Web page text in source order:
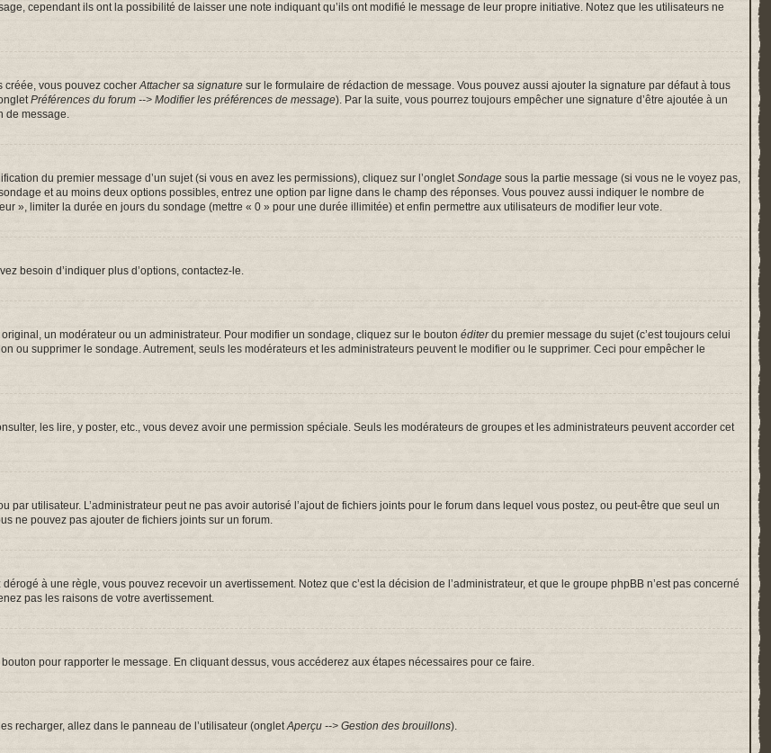
cependant ils ont la possibilité de laisser une note indiquant qu’ils ont modifié le message de leur propre initiative. Notez que les utilisateurs ne
créée, vous pouvez cocherAttacher sa signature sur le formulaire de rédaction de message. Vous pouvez aussi ajouter la signature par défaut à tous
Préférences du forum --> Modifier les préférences de message). Par la suite, vous pourrez toujours empêcher une signature d’être ajoutée à un
de message.
du premier message d’un sujet (si vous en avez les permissions), cliquez sur l’ongletSondage sous la partie message (si vous ne le voyez pas,
et au moins deux options possibles, entrez une option par ligne dans le champ des réponses. Vous pouvez aussi indiquer le nombre de
», limiter la durée en jours du sondage (mettre « 0 » pour une durée illimitée) et enfin permettre aux utilisateurs de modifier leur vote.
besoin d’indiquer plus d’options, contactez-le.
un modérateur ou un administrateur. Pour modifier un sondage, cliquez sur le bouton éditerdu premier message du sujet (c’est toujours celui
ou supprimer le sondage. Autrement, seuls les modérateurs et les administrateurs peuvent le modifier ou le supprimer. Ceci pour empêcher le
les lire, y poster, etc., vous devez avoir une permission spéciale. Seuls les modérateurs de groupes et les administrateurs peuvent accorder cet
par utilisateur. L’administrateur peut ne pas avoir autorisé l’ajout de fichiers joints pour le forum dans lequel vous postez, ou peut-être que seul un
ne pouvez pas ajouter de fichiers joints sur un forum.
à une règle, vous pouvez recevoir un avertissement. Notez que c’est la décision de l’administrateur, et que le groupe phpBB n’est pas concerné
pas les raisons de votre avertissement.
pour rapporter le message. En cliquant dessus, vous accéderez aux étapes nécessaires pour ce faire.
recharger, allez dans le panneau de l’utilisateur (ongletAperçu --> Gestion des brouillons).